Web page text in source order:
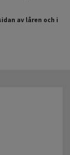
av låren och i